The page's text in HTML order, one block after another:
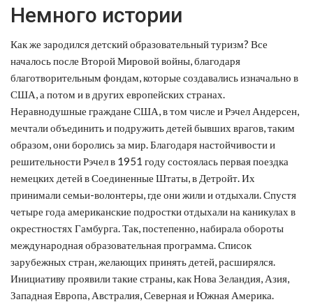
Немного истории
Как же зародился детский образовательный туризм? Все
началось после Второй Мировой войны, благодаря
благотворительным фондам, которые создавались изначально в
США, а потом и в других европейских странах.
Неравнодушные граждане США, в том числе и Рэчел Андерсен,
мечтали объединить и подружить детей бывших врагов, таким
образом, они боролись за мир. Благодаря настойчивости и
решительности Рэчел в 1951 году состоялась первая поездка
немецких детей в Соединенные Штаты, в Детройт. Их
принимали семьи-волонтеры, где они жили и отдыхали. Спустя
четыре года американские подростки отдыхали на каникулах в
окрестностях Гамбурга. Так, постепенно, набирала обороты
международная образовательная программа. Список
зарубежных стран, желающих принять детей, расширялся.
Инициативу проявили такие страны, как Нова Зеландия, Азия,
Западная Европа, Австралия, Северная и Южная Америка.